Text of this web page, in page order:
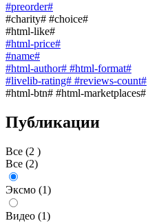
#preorder#
#charity# #choice#
#html-like#
#html-price#
#name#
#html-author# #html-format#
#livelib-rating# #reviews-count#
#html-btn# #html-marketplaces#
Публикации
Все (2 )
Все (2)
Эксмо (1)
Видео (1)